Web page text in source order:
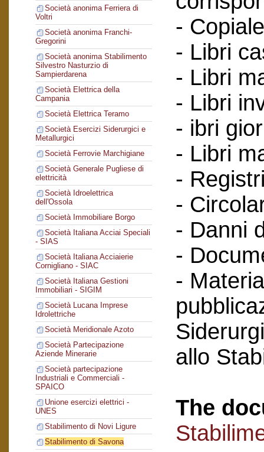
Società anonima Ferriera di
Voltri
Società anonima Franchi-
Gregorini
Società anonima Stabilimento
Silvestro Nasturzio di
Sampierdarena
Società Elettrica della
Campania
Società Elettrica Teramo
Società Esercizi Siderurgici e
Metallurgici
Società Ferrovie Marchigiane
Società Generale Pugliese di
elettricità
Società Idroelettrica
dell'Ossola
Società Immobiliare Borgo
Società Italiana Acciai Speciali
- SIAS
Società Italiana Acciaierie
Cornigliano - SIAC
Società Italiana Gestioni
Immobiliari - SIGIM
Società Lucana Imprese
Idrolettriche
Società Meridionale Azoto
Società Partecipazione
Aziende Minerarie
Società partecipazione
Industriali e Commerciali -
SPAICO
Unione esercizi elettrici -
UNES
Stabilimento di Novi Ligure
Stabilimento di Savona
-
- Libri
- Libri
- Libri
- ibri
- Libri
-
-
- Danni
-
-
allo
The